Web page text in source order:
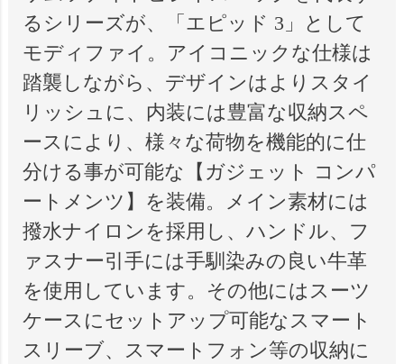
るシリーズが、「エピッド 3」として
モディファイ。アイコニックな仕様は
踏襲しながら、デザインはよりスタイ
リッシュに、内装には豊富な収納スペ
ースにより、様々な荷物を機能的に仕
分ける事が可能な【ガジェット コンパ
ートメンツ】を装備。メイン素材には
撥水ナイロンを採用し、ハンドル、フ
ァスナー引手には手馴染みの良い牛革
を使用しています。その他にはスーツ
ケースにセットアップ可能なスマート
スリーブ、スマートフォン等の収納に